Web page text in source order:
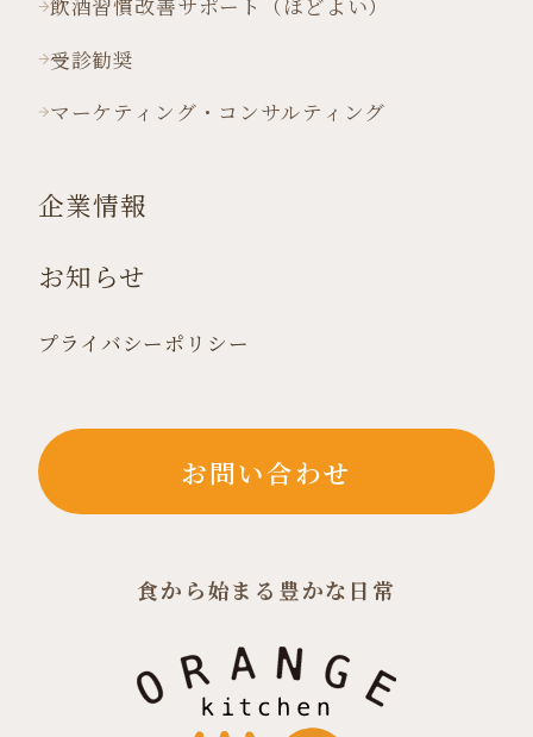
飲酒習慣改善サポート（ほどよい）
受診勧奨
マーケティング・コンサルティング
企業情報
お知らせ
プライバシーポリシー
お問い合わせ
食から始まる豊かな日常